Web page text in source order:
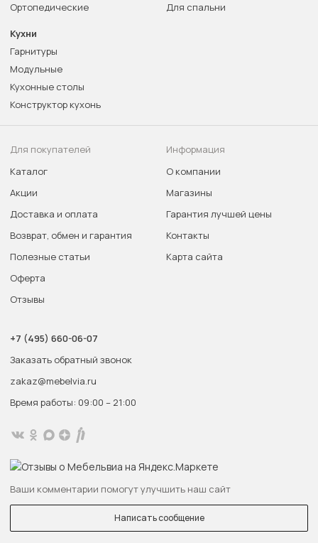
Ортопедические
Для спальни
Кухни
Гарнитуры
Модульные
Кухонные столы
Конструктор кухонь
Для покупателей
Каталог
Акции
Доставка и оплата
Возврат, обмен и гарантия
Полезные статьи
Оферта
Отзывы
Информация
О компании
Магазины
Гарантия лучшей цены
Контакты
Карта сайта
+7 (495) 660-06-07
Заказать обратный звонок
zakaz@mebelvia.ru
Время работы: 09:00 – 21:00
Ваши комментарии помогут улучшить наш сайт
Написать сообщение